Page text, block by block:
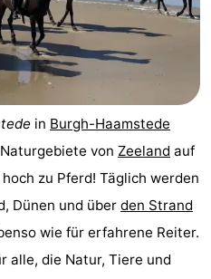
in Burgh-Haamstede
von Zeeland auf
zu Pferd! Täglich werden
Dünen und über den Strand
wie für erfahrene Reiter.
alle, die Natur, Tiere und